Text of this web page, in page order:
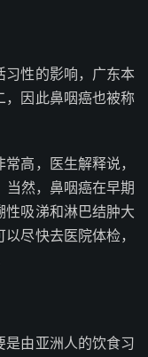
性的影响，广东本
，因此鼻咽癌也被称
高，医生解释说，
然，鼻咽癌在早期
性吸涕和淋巴结肿大
尽快去医院体检，
由亚洲人的饮食习